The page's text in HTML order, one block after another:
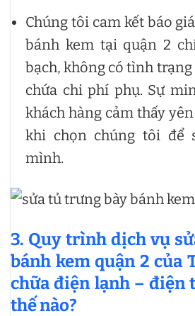
Chúng tôi cam kết báo
bánh kem tại quận 2
bạch, không có tình
chứa chi phí phụ. Sự
khách hàng cảm thấy
khi chọn chúng tôi để
mình.
3. Quy trình dịch vụ
bánh kem quận 2 của
chữa điện lạnh – điện
thế nào?